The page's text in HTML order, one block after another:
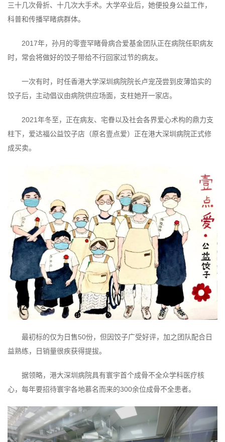
三十几次骨折、十几次大手术。大学卒业后，她便投身公益工作，
科普和传播罕睹病群体。
2017年，孙月的零壹罕睹骨病合爱基金团队正在病院任职病友
时，常会将做好的饺子带给不行回家过节的病友。
一次有时，时任香港大学深圳病院院长卢宠茂尝到皮薄馅实的
饺子后，主动倡议由病院供应场面，支柱她开一家店。
2021年冬至，正在病友、宅眷以及社会各界爱心术构的鼎力支
柱下，爱达福公益饺子店（原名壹点爱）正在港大深圳病院正式修
成买卖。
最初标的仅为日售50份，但因饺子广受好评，加之团队配合日
益熟练，日销量很疾获得提拔。
据领略，港大深圳病院具有寰宇首个成骨不全众学科医疗核
心，每年要招待寰宇各地慕名而来的300余位成骨不全患者。